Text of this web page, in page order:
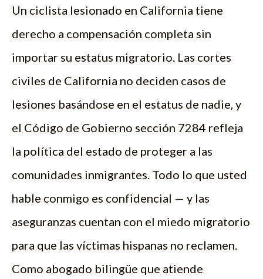
Un ciclista lesionado en California tiene
derecho a compensación completa sin
importar su estatus migratorio. Las cortes
civiles de California no deciden casos de
lesiones basándose en el estatus de nadie, y
el Código de Gobierno sección 7284 refleja
la política del estado de proteger a las
comunidades inmigrantes. Todo lo que usted
hable conmigo es confidencial — y las
aseguranzas cuentan con el miedo migratorio
para que las víctimas hispanas no reclamen.
Como abogado bilingüe que atiende